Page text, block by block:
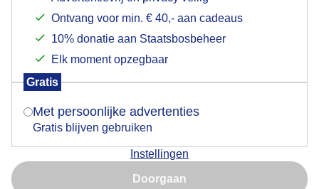
Ontvang voor min. € 40,- aan cadeaus
10% donatie aan Staatsbosbeheer
Elk moment opzegbaar
Gratis
Met persoonlijke advertenties
Gratis blijven gebruiken
Instellingen
Doorgaan
Indien je hier nog geen akkoord op hebt gegeven,
verschijnt er zo een pop-up uit je browser waarin
Is goed, toon de popup
Nu niet, misschien later